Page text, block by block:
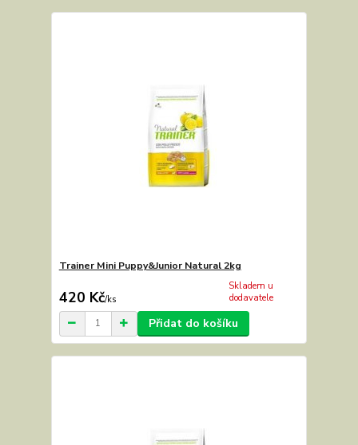
Trainer Mini Puppy&Junior Natural 2kg
420 Kč/ks
Skladem u
dodavatele
Přidat do košíku